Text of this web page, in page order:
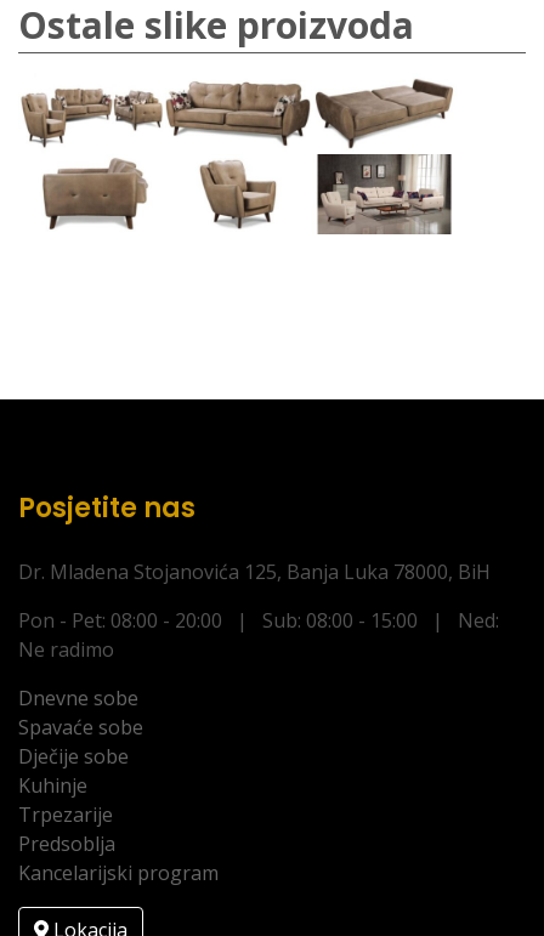
Ostale slike proizvoda
Posjetite nas
Dr. Mladena Stojanovića 125, Banja Luka 78000, BiH
Pon - Pet: 08:00 - 20:00 | Sub: 08:00 - 15:00 | Ned:
Ne radimo
Dnevne sobe
Spavaće sobe
Dječije sobe
Kuhinje
Trpezarije
Predsoblja
Kancelarijski program
Lokacija